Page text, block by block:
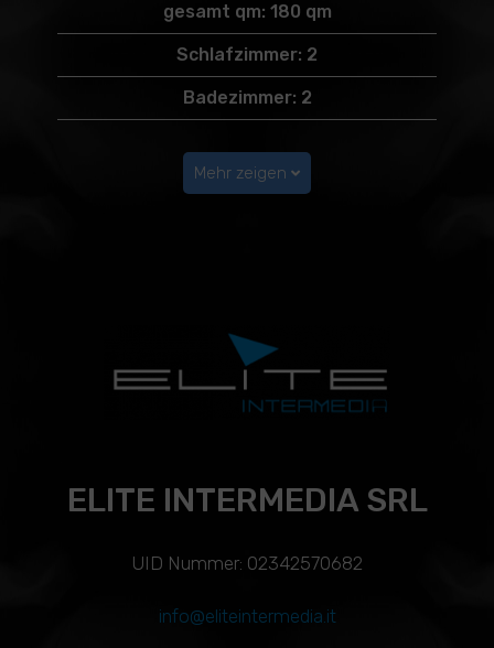
gesamt qm: 180 qm
Schlafzimmer: 2
Badezimmer: 2
Mehr zeigen
ELITE INTERMEDIA SRL
UID Nummer: 02342570682
info@eliteintermedia.it